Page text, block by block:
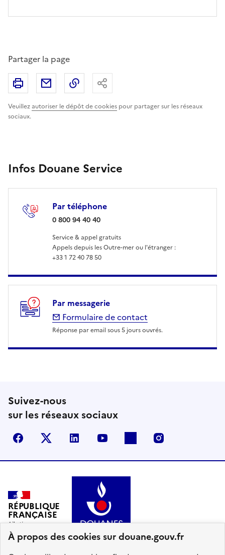
À propos des cookies sur douane.gouv.fr
Partager la page
Veuillezautoriser le dépôt de cookies pour partager sur les réseaux
sociaux.
Imprimer Partager par email
Copier le lien
Infos Douane Service
Par téléphone
: 0 800 94 40 40
0 800 94 40 40
Service & appel gratuits
Appels depuis les Outre-mer ou l'étranger :
+33 1 72 40 78 50
Par messagerie
Formulaire de contact
Réponse par email sous 5 jours ouvrés.
Suivez-nous
sur les réseaux sociaux
FacebookX (anciennement Twitter)
LinkedIn Flickr
RÉPUBLIQUE
FRANÇAISE